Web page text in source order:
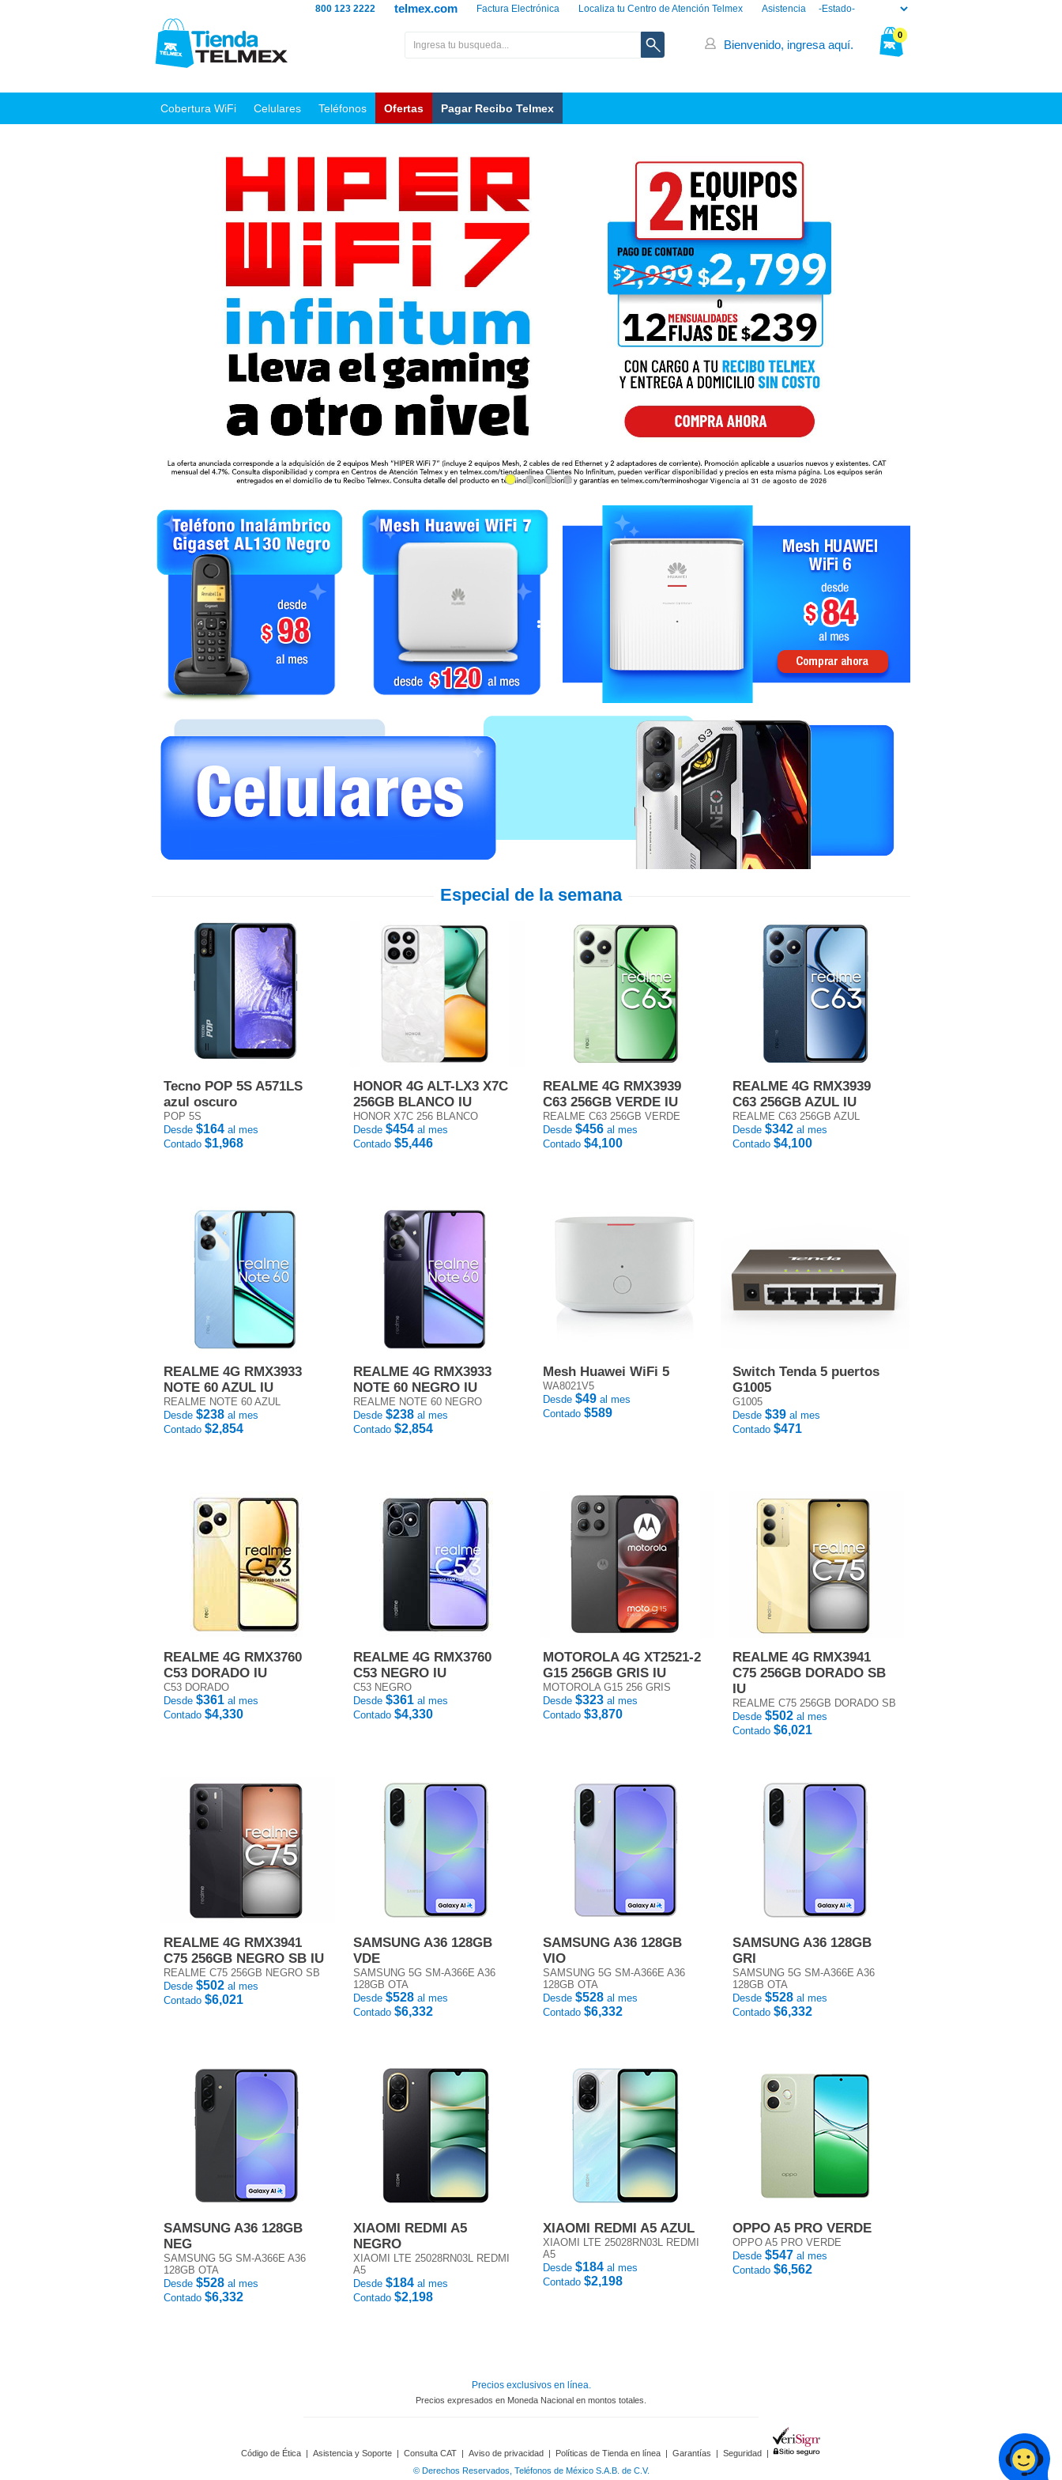
Asistencia
Localiza tu Centro de Atención Telmex
Factura Electrónica
telmex.com
800 123 2222
0
Bienvenido, ingresa aquí.
Cobertura WiFi Celulares Teléfonos Ofertas Pagar Recibo Telmex
Especial de la semana
Tecno POP 5S A571LS
azul oscuro
POP 5S
Desde $164 al mes
Contado $1,968
HONOR 4G ALT-LX3 X7C
256GB BLANCO IU
HONOR X7C 256 BLANCO
Desde $454 al mes
Contado $5,446
REALME 4G RMX3939
C63 256GB VERDE IU
REALME C63 256GB VERDE
Desde $456 al mes
Contado $4,100
REALME 4G RMX3939
C63 256GB AZUL IU
REALME C63 256GB AZUL
Desde $342 al mes
Contado $4,100
REALME 4G RMX3933
NOTE 60 AZUL IU
REALME NOTE 60 AZUL
Desde $238 al mes
Contado $2,854
REALME 4G RMX3933
NOTE 60 NEGRO IU
REALME NOTE 60 NEGRO
Desde $238 al mes
Contado $2,854
Mesh Huawei WiFi 5
WA8021V5
Desde $49 al mes
Contado $589
Switch Tenda 5 puertos
G1005
G1005
Desde $39 al mes
Contado $471
REALME 4G RMX3760
C53 DORADO IU
C53 DORADO
Desde $361 al mes
Contado $4,330
REALME 4G RMX3760
C53 NEGRO IU
C53 NEGRO
Desde $361 al mes
Contado $4,330
MOTOROLA 4G XT2521-2
G15 256GB GRIS IU
MOTOROLA G15 256 GRIS
Desde $323 al mes
Contado $3,870
REALME 4G RMX3941
C75 256GB DORADO SB
IU
REALME C75 256GB DORADO SB
Desde $502 al mes
Contado $6,021
REALME 4G RMX3941
C75 256GB NEGRO SB IU
REALME C75 256GB NEGRO SB
Desde $502 al mes
Contado $6,021
SAMSUNG A36 128GB
VDE
SAMSUNG 5G SM-A366E A36
128GB OTA
Desde $528 al mes
Contado $6,332
SAMSUNG A36 128GB
VIO
SAMSUNG 5G SM-A366E A36
128GB OTA
Desde $528 al mes
Contado $6,332
SAMSUNG A36 128GB
GRI
SAMSUNG 5G SM-A366E A36
128GB OTA
Desde $528 al mes
Contado $6,332
SAMSUNG A36 128GB
NEG
SAMSUNG 5G SM-A366E A36
128GB OTA
Desde $528 al mes
Contado $6,332
XIAOMI REDMI A5
NEGRO
XIAOMI LTE 25028RN03L REDMI
A5
Desde $184 al mes
Contado $2,198
XIAOMI REDMI A5 AZUL
XIAOMI LTE 25028RN03L REDMI
A5
Desde $184 al mes
Contado $2,198
OPPO A5 PRO VERDE
OPPO A5 PRO VERDE
Desde $547 al mes
Contado $6,562
Precios exclusivos en línea.
Precios expresados en Moneda Nacional en montos totales.
Código de Ética | Asistencia y Soporte | Consulta CAT | Aviso de privacidad | Políticas de Tienda en línea | Garantías | Seguridad |
© Derechos Reservados, Teléfonos de México S.A.B. de C.V.